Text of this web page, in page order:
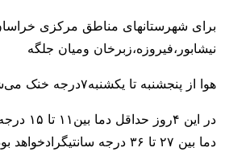
برای شهرستانهای مناطق مرکزی
نیشابور،فیروزه،زبرخان ومیان جلگه
هوا از پنجشنبه تا یکشنبه۷درجه خنک می‌شود.
در این
دما بین ۲۷ تا ۳۶ درجه سانتیگرادخواهد بود.